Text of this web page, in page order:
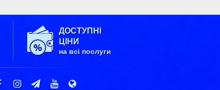
ДОСТУПНІ
ЦІНИ
на всі послуги